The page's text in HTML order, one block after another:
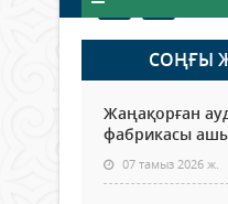
СОҢҒЫ
Жаңақорған
фабрикасы
07 тамыз 2026 ж.